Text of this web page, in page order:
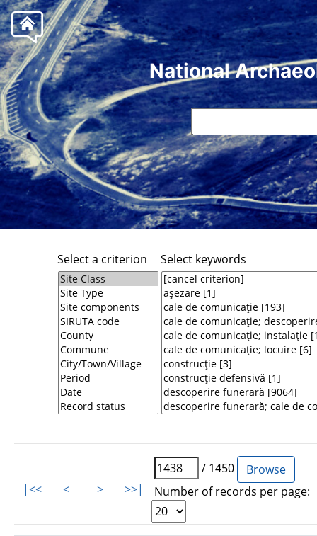
National
Select a criterion Select keywords
|<< < > >>|
/ 1450
Number of records per page: